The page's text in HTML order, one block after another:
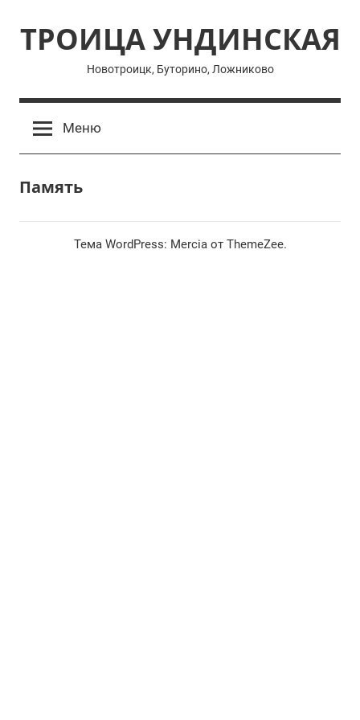
содержимому
ТРОИЦА УНДИНСКАЯ
Новотроицк, Буторино, Ложниково
Меню
Память
Тема WordPress: Mercia от ThemeZee.